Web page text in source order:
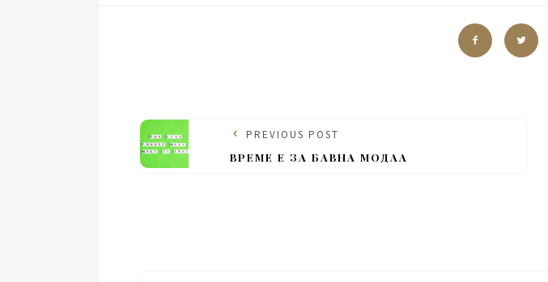
PREVIOUS POST
ВРЕМЕ Е ЗА БАВНА МОДАА